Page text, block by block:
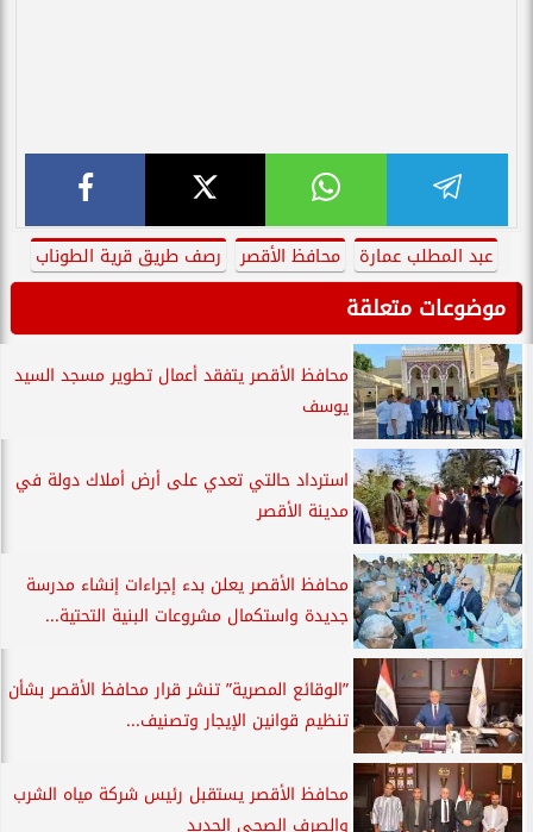
عبد المطلب عمارة محافظ الأقصر رصف طريق قرية الطوناب
موضوعات متعلقة
محافظ الأقصر يتفقد أعمال تطوير مسجد السيد
يوسف
استرداد حالتي تعدي على أرض أملاك دولة في
مدينة الأقصر
محافظ الأقصر يعلن بدء إجراءات إنشاء مدرسة
جديدة واستكمال مشروعات البنية التحتية...
”الوقائع المصرية” تنشر قرار محافظ الأقصر بشأن
تنظيم قوانين الإيجار وتصنيف...
محافظ الأقصر يستقبل رئيس شركة مياه الشرب
والصرف الصحي الجديد